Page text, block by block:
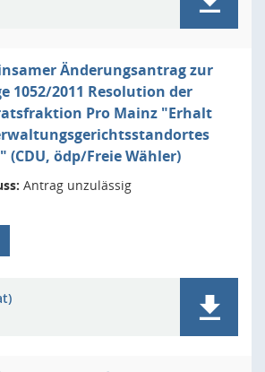
Änderungsantrag zur
1052/2011 Resolution der
Pro Mainz "Erhalt
(CDU, ödp/Freie Wähler)
Antrag unzulässig